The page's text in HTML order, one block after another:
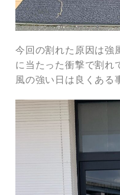
今回の割れた原因は強
に当たった衝撃で割れ
風の強い日は良くある